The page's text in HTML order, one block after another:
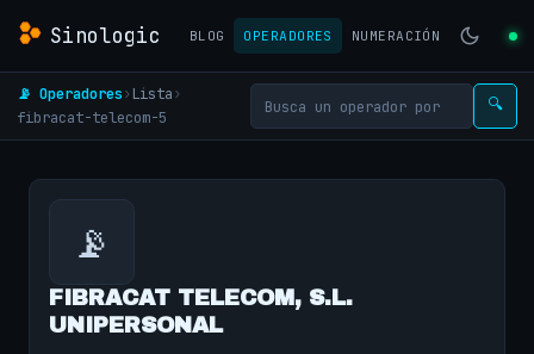
Sinologic BLOG OPERADORES NUMERACIÓN
📡 Operadores› Lista›
fibracat-telecom-5
🔍
📡
FIBRACAT TELECOM, S.L.
UNIPERSONAL